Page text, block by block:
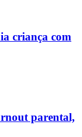
criança com
parental,